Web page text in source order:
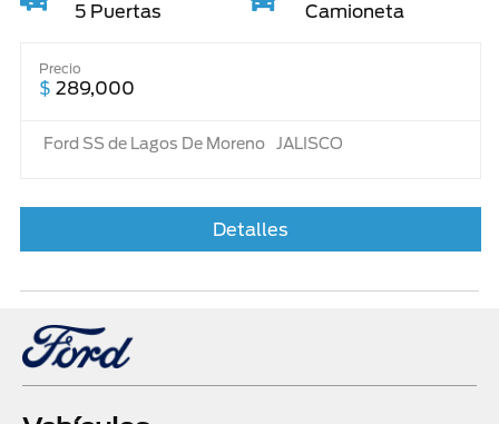
5 Puertas Camioneta
Precio
$289,000
Ford SS de Lagos De Moreno JALISCO
Detalles